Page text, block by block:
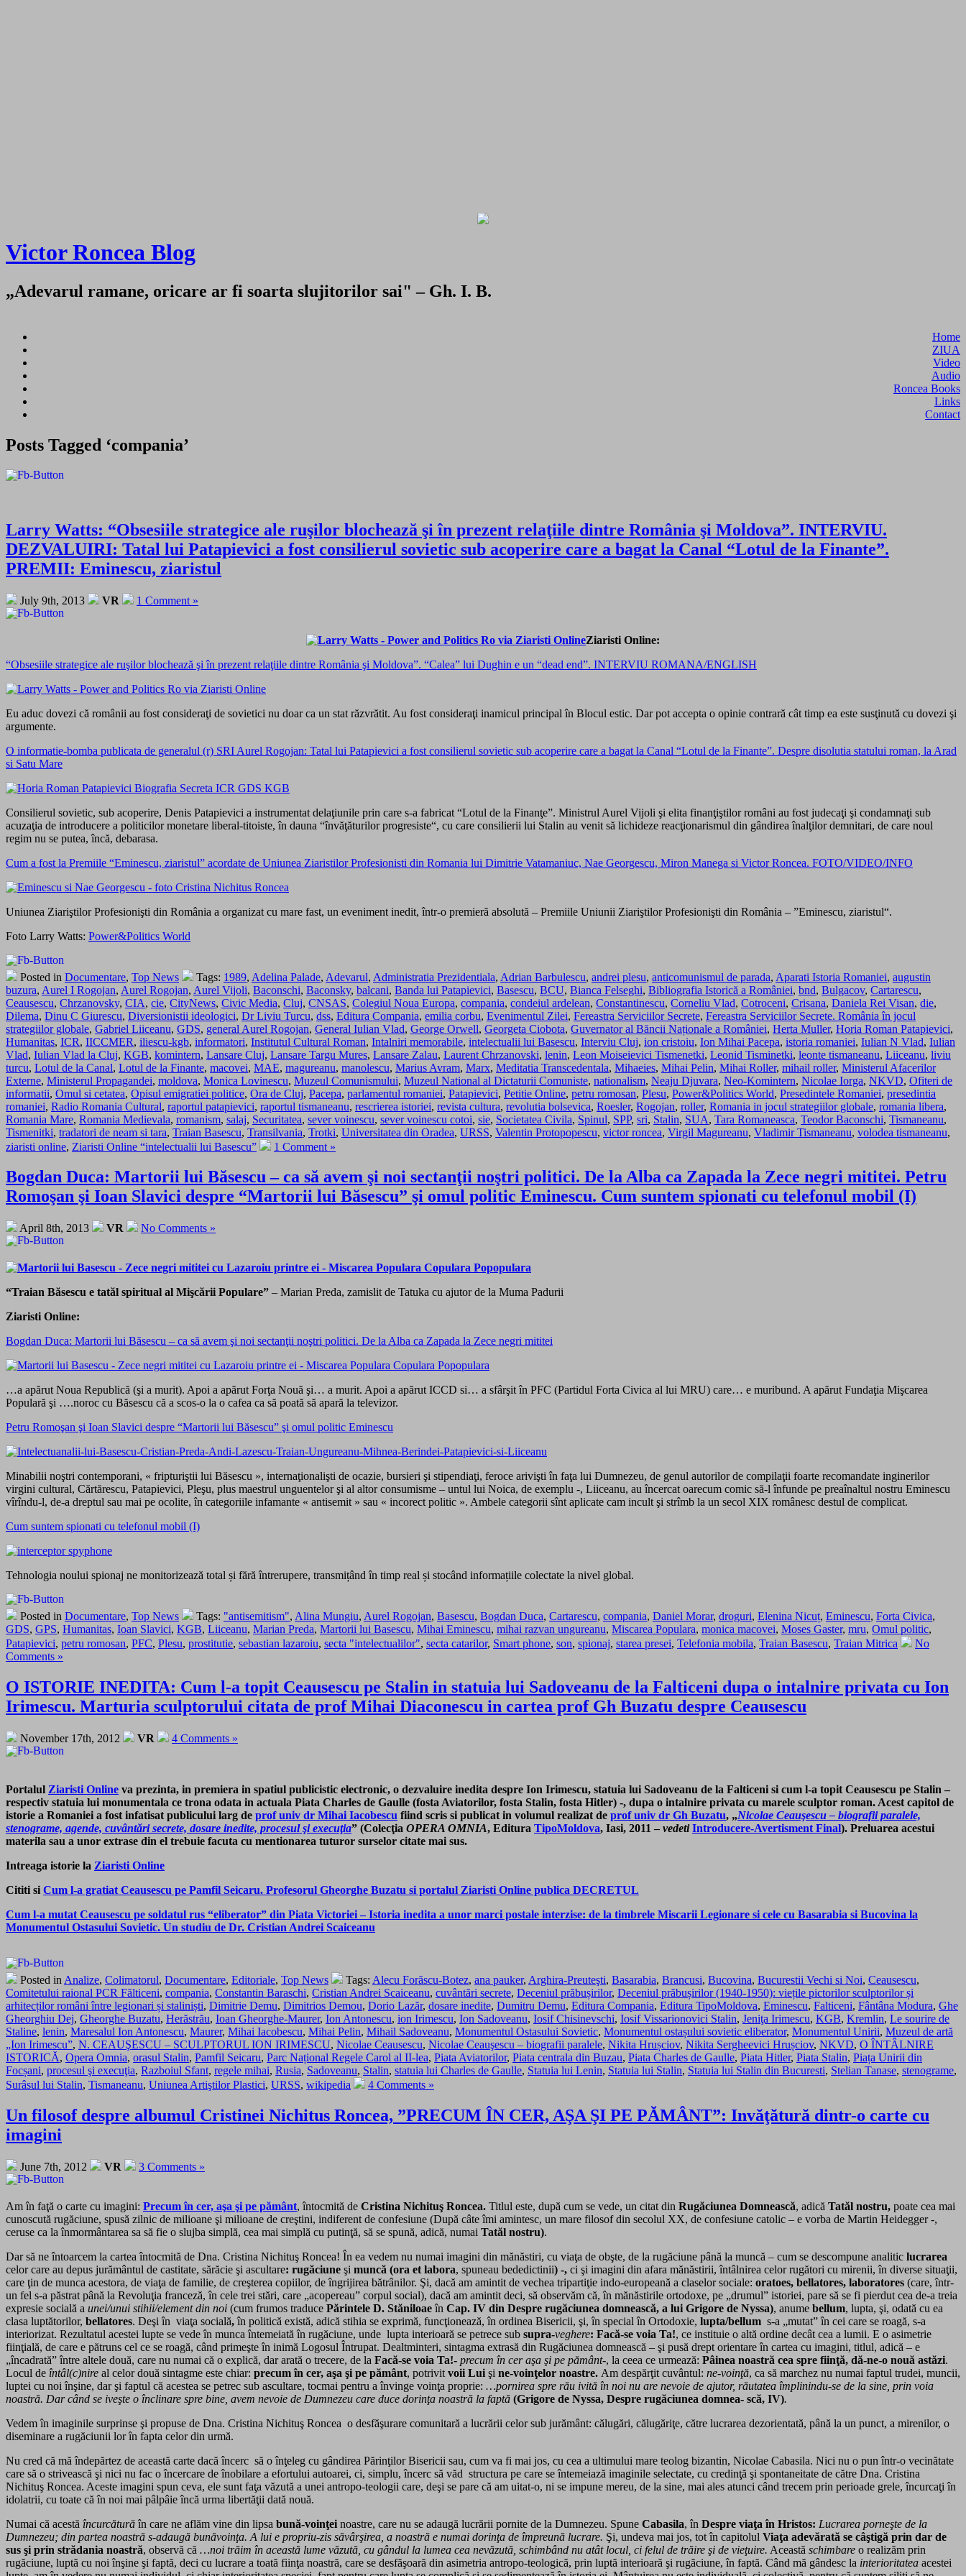
Victor Roncea Blog
„Adevarul ramane, oricare ar fi soarta slujitorilor sai" – Gh. I. B.
Home
ZIUA
Video
Audio
Roncea Books
Links
Contact
Posts Tagged ‘compania’
Larry Watts: “Obsesiile strategice ale ruşilor blochează şi în prezent relaţiile dintre România şi Moldova”. INTERVIU.
DEZVALUIRI: Tatal lui Patapievici a fost consilierul sovietic sub acoperire care a bagat la Canal “Lotul de la Finante”.
PREMII: Eminescu, ziaristul
July 9th, 2013 VR 1 Comment »
Ziaristi Online:
“Obsesiile strategice ale ruşilor blochează şi în prezent relaţiile dintre România şi Moldova”. “Calea” lui Dughin e un “dead end”. INTERVIU ROMANA/ENGLISH
Eu aduc dovezi că românii au fost consideraţi de sovietici nu doar ca un stat răzvrătit. Au fost consideraţi inamicul principal în Blocul estic. Dar pot accepta o opinie contrară cât timp ea este susţinută cu dovezi şi
argumente.
O informatie-bomba publicata de generalul (r) SRI Aurel Rogojan: Tatal lui Patapievici a fost consilierul sovietic sub acoperire care a bagat la Canal “Lotul de la Finante”. Despre disolutia statului roman, la Arad
si Satu Mare
Consilierul sovietic, sub acoperire, Denis Patapievici a instrumentat delaţiunile prin care s-a fabricat “Lotul de la Finanţe”. Ministrul Aurel Vijoli şi elita finanţiştilor români au fost judecaţi şi condamnaţi sub
acuzaţia de introducere a politicilor monetare liberal-titoiste, în dauna “învăţăturilor progresiste“, cu care consilierii lui Stalin au venit să lichideze reacţionarismul din gândirea înalţilor demnitari, de care noul
regim nu se putea, încă, debarasa.
Cum a fost la Premiile “Eminescu, ziaristul” acordate de Uniunea Ziaristilor Profesionisti din Romania lui Dimitrie Vatamaniuc, Nae Georgescu, Miron Manega si Victor Roncea. FOTO/VIDEO/INFO
Uniunea Ziariştilor Profesionişti din România a organizat cu mare fast, un eveniment inedit, într-o premieră absolută – Premiile Uniunii Ziariştilor Profesionişti din România – ”Eminescu, ziaristul“.
Foto Larry Watts: Power&Politics World
Posted in Documentare, Top News Tags: 1989, Adelina Palade, Adevarul, Administratia Prezidentiala, Adrian Barbulescu, andrei plesu, anticomunismul de parada, Aparati Istoria Romaniei, augustin
buzura, Aurel I Rogojan, Aurel Rogojan, Aurel Vijoli, Baconschi, Baconsky, balcani, Banda lui Patapievici, Basescu, BCU, Bianca Felseghi, Bibliografia Istorică a României, bnd, Bulgacov, Cartarescu,
Ceausescu, Chrzanovsky, CIA, cie, CityNews, Civic Media, Cluj, CNSAS, Colegiul Noua Europa, compania, condeiul ardelean, Constantinescu, Corneliu Vlad, Cotroceni, Crisana, Daniela Rei Visan, die,
Dilema, Dinu C Giurescu, Diversionistii ideologici, Dr Liviu Turcu, dss, Editura Compania, emilia corbu, Evenimentul Zilei, Fereastra Serviciilor Secrete, Fereastra Serviciilor Secrete. România în jocul
strategiilor globale, Gabriel Liiceanu, GDS, general Aurel Rogojan, General Iulian Vlad, George Orwell, Georgeta Ciobota, Guvernator al Băncii Naționale a României, Herta Muller, Horia Roman Patapievici,
Humanitas, ICR, IICCMER, iliescu-kgb, informatori, Institutul Cultural Roman, Intalniri memorabile, intelectualii lui Basescu, Interviu Cluj, ion cristoiu, Ion Mihai Pacepa, istoria romaniei, Iulian N Vlad, Iulian
Vlad, Iulian Vlad la Cluj, KGB, komintern, Lansare Cluj, Lansare Targu Mures, Lansare Zalau, Laurent Chrzanovski, lenin, Leon Moiseievici Tismenetki, Leonid Tisminetki, leonte tismaneanu, Liiceanu, liviu
turcu, Lotul de la Canal, Lotul de la Finante, macovei, MAE, magureanu, manolescu, Marius Avram, Marx, Meditatia Transcedentala, Mihaeies, Mihai Pelin, Mihai Roller, mihail roller, Ministerul Afacerilor
Externe, Ministerul Propagandei, moldova, Monica Lovinescu, Muzeul Comunismului, Muzeul National al Dictaturii Comuniste, nationalism, Neaju Djuvara, Neo-Komintern, Nicolae Iorga, NKVD, Ofiteri de
informatii, Omul si cetatea, Opisul emigratiei politice, Ora de Cluj, Pacepa, parlamentul romaniei, Patapievici, Petitie Online, petru romosan, Plesu, Power&Politics World, Presedintele Romaniei, presedintia
romaniei, Radio Romania Cultural, raportul patapievici, raportul tismaneanu, rescrierea istoriei, revista cultura, revolutia bolsevica, Roesler, Rogojan, roller, Romania in jocul strategiilor globale, romania libera,
Romania Mare, Romania Medievala, romanism, salaj, Securitatea, sever voinescu, sever voinescu cotoi, sie, Societatea Civila, Spinul, SPP, sri, Stalin, SUA, Tara Romaneasca, Teodor Baconschi, Tismaneanu,
Tismenitki, tradatori de neam si tara, Traian Basescu, Transilvania, Trotki, Universitatea din Oradea, URSS, Valentin Protopopescu, victor roncea, Virgil Magureanu, Vladimir Tismaneanu, volodea tismaneanu,
ziaristi online, Ziaristi Online “intelectualii lui Basescu” 1 Comment »
Bogdan Duca: Martorii lui Băsescu – ca să avem şi noi sectanţii noştri politici. De la Alba ca Zapada la Zece negri mititei. Petru
Romoşan şi Ioan Slavici despre “Martorii lui Băsescu” şi omul politic Eminescu. Cum suntem spionati cu telefonul mobil (I)
April 8th, 2013 VR No Comments »
“Traian Băsescu e tatăl spiritual al Mişcării Populare” – Marian Preda, zamislit de Tatuka cu ajutor de la Muma Padurii
Ziaristi Online:
Bogdan Duca: Martorii lui Băsescu – ca să avem şi noi sectanţii noştri politici. De la Alba ca Zapada la Zece negri mititei
…a apărut Noua Republică (şi a murit). Apoi a apărut Forţa Nouă şi… a murit. Apoi a apărut ICCD si… a sfârşit în PFC (Partidul Forta Civica al lui MRU) care… e muribund. A apărut Fundaţia Mişcarea
Populară şi ….noroc cu Băsescu că a scos-o la o cafea ca să poată să apară la televizor.
Petru Romoşan şi Ioan Slavici despre “Martorii lui Băsescu” şi omul politic Eminescu
Minabilii noştri contemporani, « fripturiştii lui Băsescu », internaţionalişti de ocazie, bursieri şi stipendiaţi, feroce arivişti în faţa lui Dumnezeu, de genul autorilor de compilaţii foarte recomandate inginerilor
virgini cultural, Cărtărescu, Patapievici, Pleşu, plus maestrul unguentelor şi al altor consumisme – untul lui Noica, de exemplu -, Liiceanu, au încercat oarecum comic să-l înfunde pe preaînaltul nostru Eminescu
vîrîndu-l, de-a dreptul sau mai pe ocolite, în categoriile infamante « antisemit » sau « incorect politic ». Ambele categorii sînt aplicate cam incult şi strîmb la un secol XIX românesc destul de complicat.
Cum suntem spionati cu telefonul mobil (I)
Tehnologia noului spionaj ne monitorizează total și fără întrerupere, transmițând în timp real și stocând informațiile colectate la nivel global.
Posted in Documentare, Top News Tags: "antisemitism", Alina Mungiu, Aurel Rogojan, Basescu, Bogdan Duca, Cartarescu, compania, Daniel Morar, droguri, Elenina Nicuț, Eminescu, Forta Civica,
GDS, GPS, Humanitas, Ioan Slavici, KGB, Liiceanu, Marian Preda, Martorii lui Basescu, Mihai Eminescu, mihai razvan ungureanu, Miscarea Populara, monica macovei, Moses Gaster, mru, Omul politic,
Patapievici, petru romosan, PFC, Plesu, prostitutie, sebastian lazaroiu, secta "intelectualilor", secta catarilor, Smart phone, son, spionaj, starea presei, Telefonia mobila, Traian Basescu, Traian Mitrica
No
Comments »
O ISTORIE INEDITA: Cum l-a topit Ceausescu pe Stalin in statuia lui Sadoveanu de la Falticeni dupa o intalnire privata cu Ion
Irimescu. Marturia sculptorului citata de prof Mihai Diaconescu in cartea prof Gh Buzatu despre Ceausescu
November 17th, 2012 VR 4 Comments »
Portalul Ziaristi Online va prezinta, in premiera in spatiul publicistic electronic, o dezvaluire inedita despre Ion Irimescu, statuia lui Sadoveanu de la Falticeni si cum l-a topit Ceausescu pe Stalin –
respectiv statuia lui monumentala ce trona odata in actuala Piata Charles de Gaulle (fosta Aviatorilor, fosta Stalin, fosta Hitler) -, dupa o intalnire privata cu marele sculptor roman. Acest capitol de
istorie a Romaniei a fost infatisat publicului larg de prof univ dr Mihai Iacobescu fiind scris si publicat in volumul realizat de prof univ dr Gh Buzatu, „Nicolae Ceauşescu – biografii paralele,
stenograme, agende, cuvântări secrete, dosare inedite, procesul şi execuţia” (Colecţia OPERA OMNIA, Editura TipoMoldova, Iasi, 2011 – vedeti Introducere-Avertisment Final). Preluarea acestui
materila sau a unor extrase din el trebuie facuta cu mentionarea tuturor surselor citate mai sus.
Intreaga istorie la Ziaristi Online
Cititi si Cum l-a gratiat Ceausescu pe Pamfil Seicaru. Profesorul Gheorghe Buzatu si portalul Ziaristi Online publica DECRETUL
Cum l-a mutat Ceausescu pe soldatul rus “eliberator” din Piata Victoriei – Istoria inedita a unor marci postale interzise: de la timbrele Miscarii Legionare si cele cu Basarabia si Bucovina la
Monumentul Ostasului Sovietic. Un studiu de Dr. Cristian Andrei Scaiceanu
Posted in Analize, Colimatorul, Documentare, Editoriale, Top News Tags: Alecu Forăscu-Botez, ana pauker, Arghira-Preuteşti, Basarabia, Brancusi, Bucovina, Bucurestii Vechi si Noi, Ceausescu,
Comitetului raional PCR Fălticeni, compania, Constantin Baraschi, Cristian Andrei Scaiceanu, cuvântări secrete, Deceniul prăbușirilor, Deceniul prăbușirilor (1940-1950): viețile pictorilor sculptorilor și
arhitecților români între legionari și staliniști, Dimitrie Demu, Dimitrios Demou, Dorio Lazăr, dosare inedite, Dumitru Demu, Editura Compania, Editura TipoMoldova, Eminescu, Falticeni, Fântâna Modura, Ghe
Gheorghiu Dej, Gheorghe Buzatu, Herăstrău, Ioan Gheorghe-Maurer, Ion Antonescu, ion Irimescu, Ion Sadoveanu, Iosif Chisinevschi, Iosif Vissarionovici Stalin, Jeniţa Irimescu, KGB, Kremlin, Le sourire de
Staline, lenin, Maresalul Ion Antonescu, Maurer, Mihai Iacobescu, Mihai Pelin, Mihail Sadoveanu, Monumentul Ostasului Sovietic, Monumentul ostașului sovietic eliberator, Monumentul Unirii, Muzeul de artă
„Ion Irimescu”, N. CEAUŞESCU – SCULPTORUL ION IRIMESCU, Nicolae Ceausescu, Nicolae Ceauşescu – biografii paralele, Nikita Hrușciov, Nikita Sergheevici Hrușciov, NKVD, O ÎNTÂLNIRE
ISTORICĂ, Opera Omnia, orasul Stalin, Pamfil Seicaru, Parc Național Regele Carol al II-lea, Piata Aviatorilor, Piata centrala din Buzau, Piata Charles de Gaulle, Piata Hitler, Piata Stalin, Piața Unirii din
Focșani, procesul şi execuţia, Razboiul Sfant, regele mihai, Rusia, Sadoveanu, Stalin, statuia lui Charles de Gaulle, Statuia lui Lenin, Statuia lui Stalin, Statuia lui Stalin din Bucuresti, Stelian Tanase, stenograme,
Surâsul lui Stalin, Tismaneanu, Uniunea Artiştilor Plastici, URSS, wikipedia 4 Comments »
Un filosof despre albumul Cristinei Nichitus Roncea, ”PRECUM ÎN CER, AŞA ŞI PE PĂMÂNT”: Invăţătură dintr-o carte cu
imagini
June 7th, 2012 VR 3 Comments »
Am în faţă o carte cu imagini: Precum în cer, aşa şi pe pământ, întocmită de Cristina Nichituş Roncea. Titlul este, după cum se vede, un citat din Rugăciunea Domnească, adică Tatăl nostru, poate cea mai
cunoscută rugăciune, spusă zilnic de milioane şi milioane de creştini, indiferent de confesiune (După câte îmi amintesc, un mare filosof din secolul XX, de confesiune catolic – e vorba de Martin Heidegger -,
ceruse ca la înmormântarea sa să fie o slujba simplă, cea mai simplă cu putinţă, să se spună, adică, numai Tatăl nostru).
Dar să ne întoarcem la cartea întocmită de Dna. Cristina Nichituş Roncea! În ea vedem nu numai imagini din mănăstiri, cu viaţa de obşte, de la rugăciune până la muncă – cum se descompune analitic lucrarea
celor care au depus jurământul de castitate, sărăcie şi ascultare: rugăciune şi muncă (ora et labora, spuneau bededictinii) -, ci şi imagini din afara mănăstirii, întâlnirea celor rugători cu mirenii, în diverse situaţii,
care ţin de munca acestora, de viaţa de familie, de creşterea copiilor, de îngrijirea bătrânilor. Şi, dacă am amintit de vechea tripartiţie indo-europeană a claselor sociale: oratoes, bellatores, laboratores (care, într-
un fel s-a păstrat până la Revoluţia franceză, în cele trei stări, care „acopereau” corpul social), dacă am amintit deci, să observăm că, în mănăstirile ortodoxe, pe „drumul” istoriei, pare să se fi pierdut cea de-a treia
expresie socială a unei/unui stihii/element din noi (cum frumos traduce Părintele D. Stăniloaeîn Cap. IV din Despre rugăciunea domnească, a lui Grigore de Nyssa), anume bellum, lupta, şi, odată cu ea
clasa luptătorilor, bellatores. Deşi în viaţa socială,în politică există, adică stihia se exprimă, funcţionează, în ordinea Bisericii, şi, în special în Ortodoxie, lupta/bellum s-a „mutat” în cei care se roagă, s-a
interiorizat. Rezultatul acestei lupte se vede în munca întemeiată în rugăciune, unde lupta interioară se petrece sub supra-veghere: Facă-se voia Ta!, ce instituie o altă ordine decât cea a lumii. E o asimetrie
fiinţială, de care e pătruns cel ce se roagă, când primeşte în inimă Logosul Întrupat. Dealtminteri, sintagma extrasă din Rugăciunea domnească – şi pusă drept orientare în cartea cu imagini, titlul, adică – e
„încadrată” între altele două, care nu numai că o explică, dar arată o trecere, de la Facă-se voia Ta!- precum în cer aşa şi pe pământ-, la ceea ce urmează: Pâinea noastră cea spre fiinţă, dă-ne-o nouă astăzi.
Locul de întâl(c)nire al celor două sintagme este chiar: precum în cer, aşa şi pe pământ, potrivit voii Lui şi ne-voinţelor noastre. Am despărţit cuvântul: ne-voinţă, ca să marchez nu numai faptul trudei, muncii,
luptei cu noi înşine, dar şi faptul că acestea se petrec sub ascultare, tocmai pentru a învinge voinţa proprie: …pornirea spre rău ivită în noi nu are nevoie de ajutor, răutatea împlinindu-se de la sine, prin voia
noastră. Dar când se iveşte o înclinare spre bine, avem nevoie de Dumnezeu care duce dorinţa noastră la faptă (Grigore de Nyssa, Despre rugăciunea domnea- scă, IV).
Vedem în imaginile surprinse şi propuse de Dna. Cristina Nichituş Roncea o desfăşurare comunitară a lucrării celor sub jurământ: călugări, călugăriţe, către lucrarea dezorientată, până la un punct, a mirenilor, o
diseminare a rugăciunii lor în fapta celor din urmă.
Nu cred că mă îndepărtez de această carte dacă încerc să o înţeleg cu gândirea Părinţilor Bisericii sau, cum va fi mai jos, cu cea a ultimului mare teolog bizantin, Nicolae Cabasila. Nici nu o pun într-o vecinătate
care să o strivească şi nici nu fac o încercare de înobilare a efortului autoarei, ci, simplu, încerc să văd structura pe care se întemeiază imaginile selectate, cu credinţă şi spontaneitate de către Dna. Cristina
Nichituş Roncea. Aceste imagini spun ceva, ele sunt faţa văzută a unei antropo-teologii care, deşi se pare că am uitat-o, ni se impune mereu, de la sine, mai ales atunci când trecem prin perioade grele, încurcaţi în
idolatrii, cu toate că în noi mai pâlpâie încă urma libertăţii dată nouă.
Numai că acestă încurcăturăîn care ne aflăm vine din lipsa bună-voinţei noastre, care nu se adaugă lucrării pornite de la Dumnezeu. Spune Cabasila, în Despre viaţa în Hristos: Lucrarea porneşte de la
Dumnezeu; din partea noastră s-adaugă bunăvoinţa. A lui e propriu-zis săvârşirea, a noastră e numai dorinţa de împreună lucrare. Şi, undeva mai jos, tot în capitolul Viaţa adevărată se câştigă prin dar de
sus şi prin strădania noastră, observă că …noi trăim în această lume văzută, cu gândul la lumea cea nevăzută, schimbând nu atât locul, ci felul de trăire şi de vieţuire. Această schimbare o realizăm prin
rugăciune, luptă cu noi înşine şi faptă, deci cu lucrare a toată fiinţa noastră, care se desfăşoară din asimetria antropo-teologică, prin luptă interioară şi rugăciune, în faptă. Când mă gândesc la interioritatea acestei